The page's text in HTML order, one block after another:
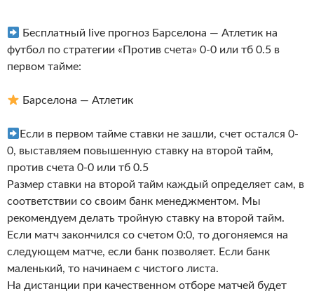
Бесплатный live прогноз Барселона — Атлетик на
футбол по стратегии «Против счета» 0-0 или тб 0.5 в
первом тайме:
Барселона — Атлетик
Если в первом тайме ставки не зашли, счет остался 0-
0, выставляем повышенную ставку на второй тайм,
против счета 0-0 или тб 0.5
Размер ставки на второй тайм каждый определяет сам, в
соответствии со своим банк менеджментом. Мы
рекомендуем делать тройную ставку на второй тайм.
Если матч закончился со счетом 0:0, то догоняемся на
следующем матче, если банк позволяет. Если банк
маленький, то начинаем с чистого листа.
На дистанции при качественном отборе матчей будет